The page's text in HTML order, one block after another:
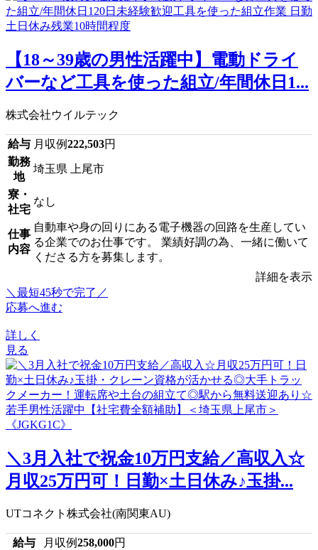
【18～39歳の男性活躍中】電動ドライ
バーなど工具を使った組立/年間休日1...
株式会社ウイルテック
給与 月収例222,503円
勤務
地
埼玉県 上尾市
寮・
社宅
なし
仕事
内容
自動車や身の回りにある電子機器の回路を生産してい
る企業でのお仕事です。 業績好調の為、一緒に働いて
くださる方を募集します。
詳細を表示
＼最短45秒で完了／
応募へ進む
詳しく
見る
＼3月入社で祝金10万円支給／高収入☆
月収25万円可！日勤×土日休み♪玉掛...
UTコネクト株式会社(南関東AU)
給与 月収例258,000円